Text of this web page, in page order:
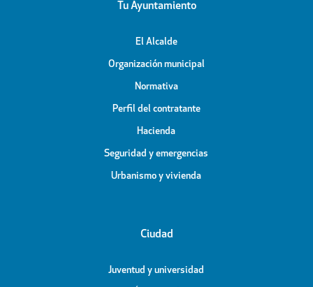
Tu Ayuntamiento
El Alcalde
Organización municipal
Normativa
Perfil del contratante
Hacienda
Seguridad y emergencias
Urbanismo y vivienda
Ciudad
Juventud y universidad